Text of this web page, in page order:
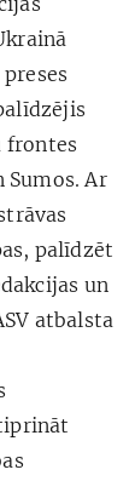
frontes
Sumos. Ar
palīdzēt
un
atbalsta